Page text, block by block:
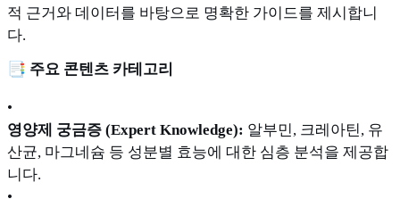
적 근거와 데이터를 바탕으로 명확한 가이드를 제시합니
다.
📑 주요 콘텐츠 카테고리
•
영양제 궁금증 (Expert Knowledge): 알부민, 크레아틴, 유
산균, 마그네슘 등 성분별 효능에 대한 심층 분석을 제공합
니다.